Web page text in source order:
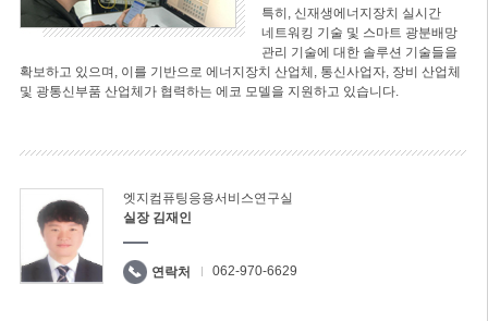
특히, 신재생에너지장치 실시간
네트워킹 기술 및 스마트 광분배망
관리 기술에 대한 솔루션 기술들을
확보하고 있으며, 이를 기반으로 에너지장치 산업체, 통신사업자, 장비 산업체
및 광통신부품 산업체가 협력하는 에코 모델을 지원하고 있습니다.
엣지컴퓨팅응용서비스연구실
실장 김재인
연락처 062-970-6629